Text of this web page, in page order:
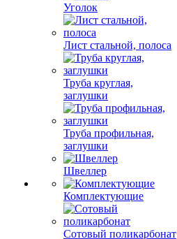
Уголок
Лист стальной, полоса
Труба круглая,
заглушки
Труба профильная,
заглушки
Швеллер
Комплектующие
Сотовый поликарбонат